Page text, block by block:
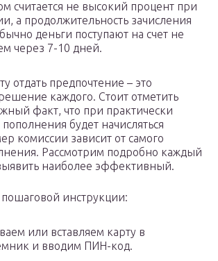
считается не высокий процент при
а продолжительность зачисления
деньги поступают на счет не
через 7-10 дней.
отдать предпочтение – это
каждого. Стоит отметить
факт, что при практически
будет начисляться
комиссии зависит от самого
Рассмотрим подробно каждый
наиболее эффективный.
инструкции:
или вставляем карту в
и вводим ПИН-код.